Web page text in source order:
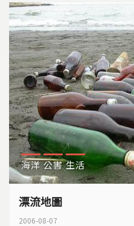
海洋 公害 生活
漂流地圖
2006-08-07